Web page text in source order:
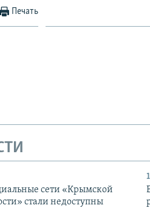
Печать
сети «Крымской
стали недоступны